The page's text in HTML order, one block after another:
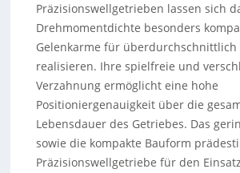
Präzisionswellgetrieben lassen sich
Drehmomentdichte besonders
Gelenkarme für überdurchschnittlich
realisieren. Ihre spielfreie und
Verzahnung ermöglicht eine hohe
Positioniergenauigkeit über die
Lebensdauer des Getriebes. Das
sowie die kompakte Bauform
Präzisionswellgetriebe für den